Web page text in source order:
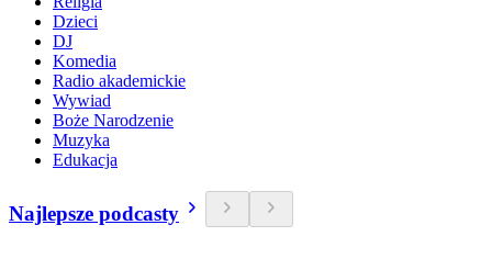
Dzieci
DJ
Komedia
Radio akademickie
Wywiad
Boże Narodzenie
Muzyka
Edukacja
Najlepsze podcasty